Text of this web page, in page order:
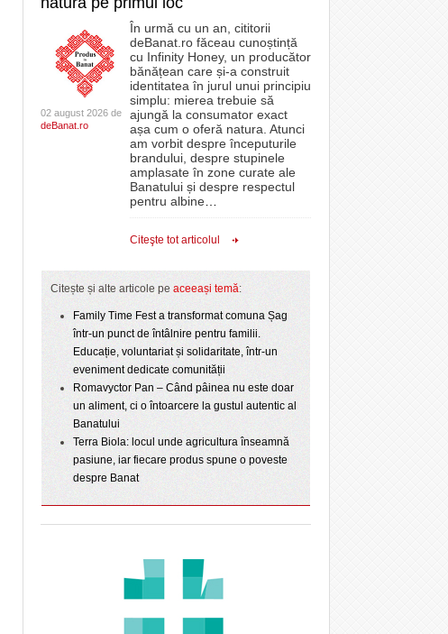
02 august 2026 de
deBanat.ro
În urmă cu un an, cititorii
deBanat.ro făceau cunoștință
cu Infinity Honey, un producător
bănățean care și-a construit
identitatea în jurul unui principiu
simplu: mierea trebuie să
ajungă la consumator exact
așa cum o oferă natura. Atunci
am vorbit despre începuturile
brandului, despre stupinele
amplasate în zone curate ale
Banatului și despre respectul
pentru albine
Citeşte tot articolul
Citește și alte articole pe aceeași temă:
Family Time Fest a transformat comuna Șag
într-un punct de întâlnire pentru familii.
Educație, voluntariat și solidaritate, într-un
eveniment dedicate comunității
Romavyctor Pan – Când pâinea nu este doar
un aliment, ci o întoarcere la gustul autentic al
Banatului
Terra Biola: locul unde agricultura înseamnă
pasiune, iar fiecare produs spune o poveste
despre Banat